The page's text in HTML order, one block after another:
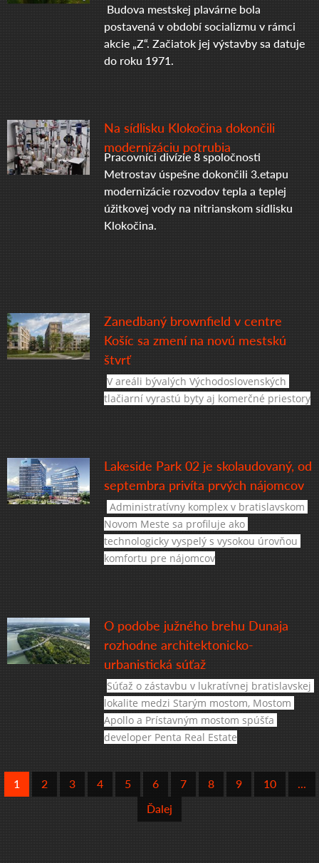
Budova mestskej plavárne bola
postavená v období socializmu v rámci
akcie „Z“. Začiatok jej výstavby sa datuje
do roku 1971.
Na sídlisku Klokočina dokončili
modernizáciu potrubia
Pracovníci divízie 8 spoločnosti
Metrostav úspešne dokončili 3.etapu
modernizácie rozvodov tepla a teplej
úžitkovej vody na nitrianskom sídlisku
Klokočina.
Zanedbaný brownfield v centre
Košíc sa zmení na novú mestskú
štvrť
V areáli bývalých Východoslovenských
tlačiarní vyrastú byty aj komerčné priestory
Lakeside Park 02 je skolaudovaný, od
septembra privíta prvých nájomcov
Administratívny komplex v bratislavskom
Novom Meste sa profiluje ako
technologicky vyspelý s vysokou úrovňou
komfortu pre nájomcov
O podobe južného brehu Dunaja
rozhodne architektonicko-
urbanistická súťaž
Súťaž o zástavbu v lukratívnej bratislavskej
lokalite medzi Starým mostom, Mostom
Apollo a Prístavným mostom spúšťa
developer Penta Real Estate
1 2 3 4 5 6 7 8 9 10
...
Ďalej